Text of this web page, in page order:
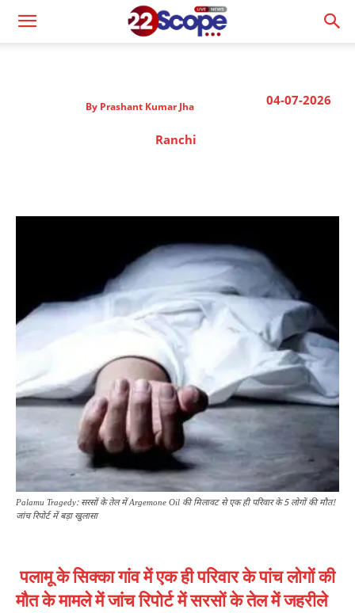
04-07-2026
By Prashant Kumar Jha
Ranchi
Palamu Tragedy: सरसों के तेल में Argemone Oil की मिलावट से एक ही परिवार के 5 लोगों की मौत!
जांच रिपोर्ट में बड़ा खुलासा
पलामू के सिक्का गांव में एक ही परिवार के पांच लोगों की
मौत के मामले में जांच रिपोर्ट में सरसों के तेल में जहरीले